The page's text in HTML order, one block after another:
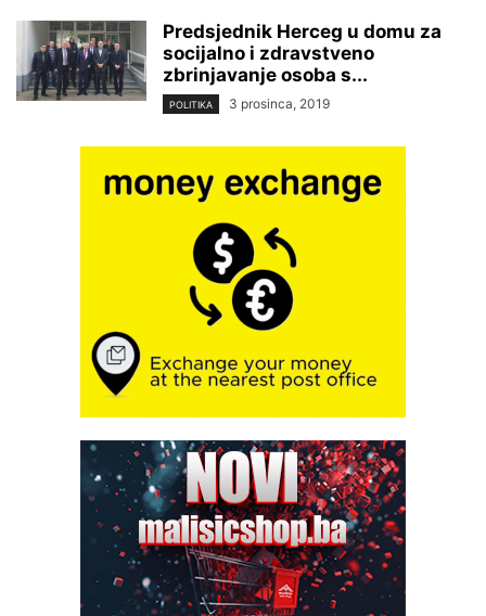
Predsjednik Herceg u domu za
socijalno i zdravstveno
zbrinjavanje osoba s...
POLITIKA 3 prosinca, 2019